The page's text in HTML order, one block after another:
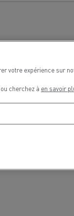
votre expérience sur
cherchez à en savoir